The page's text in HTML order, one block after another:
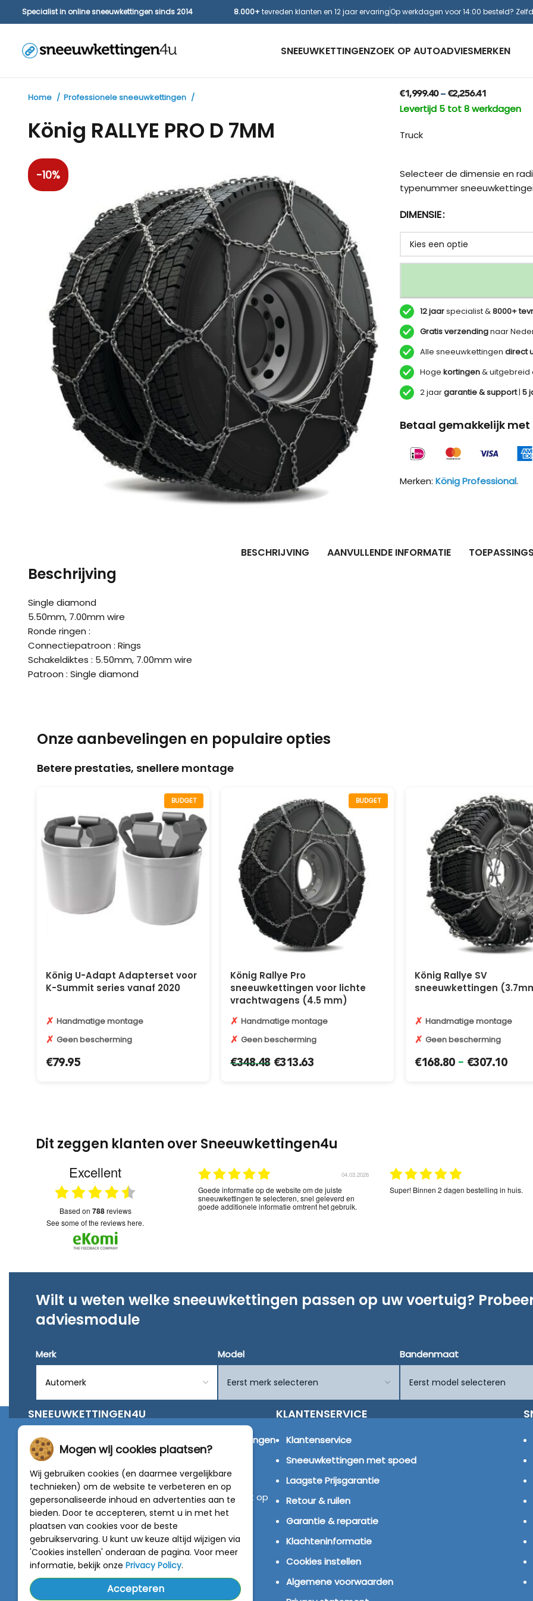
Specialist in online sneeuwkettingen sinds 2014 8.000+ tevreden klanten en 12 jaar ervaringOp werkdagen voor 14:00 besteld?
SNEEUWKETTINGENZOEK OP AUTOADVIESMERKEN
Home Professionele sneeuwkettingen
König RALLYE PRO D 7MM
-10%
€1,999.40– €2,256.41
Levertijd 5 tot 8 werkdagen
Truck
Selecteer de dimensie en
typenummer
DIMENSIE
12 jaarspecialist &8000+
Gratis verzendingnaar
Alle sneeuwkettingen direct
Hoge kortingen& uitgebreid
2 jaargarantie & support| 5
Betaal gemakkelijk met
Merken: König Professional.
BESCHRIJVING AANVULLENDE INFORMATIE
Beschrijving
Single diamond
5.50mm, 7.00mm wire
Ronde ringen :
Connectiepatroon : Rings
Schakeldiktes : 5.50mm, 7.00mm wire
Patroon : Single diamond
Onze aanbevelingen en populaire opties
Betere prestaties, snellere montage
BUDGET
König U-Adapt Adapterset voor
K-Summit series vanaf 2020
✗ Handmatige montage
✗ Geen bescherming
€79.95
BUDGET
König Rallye Pro
sneeuwkettingen voor lichte
vrachtwagens (4.5 mm)
✗ Handmatige montage
✗ Geen bescherming
€348.48 €313.63
König Rallye SV
sneeuwkettingen
✗ Handmatige montage
✗ Geen bescherming
€168.80 - €307.10
Dit zeggen klanten over Sneeuwkettingen4u
Excellent
based on 788reviews
see some of the reviews here.
Super! Binnen 2 dagen bestelling in huis.
02.03.2026
Snelle service en goede prijzen. Op tijd en snel geleverd
Wilt u weten welke sneeuwkettingen passen op uw voertuig?
adviesmodule
Merk Model Bandenmaat
SNEEUWKETTINGEN4U
Wij zijn dé specialist in de verkoop van
sneeuwkettingen
van alleen de beste merken zoals Pewag, König,
Weissenfels, Maggi en RÜD.
Vragen of graag persoonlijk advies? Neem contact op
met onze experts :0318 - 250030
4.5 van 5
van788 beoordelingen
KLANTENSERVICE
Klantenservice
Sneeuwkettingen met spoed
Laagste Prijsgarantie
Retour & ruilen
Garantie & reparatie
Klachteninformatie
Cookies instellen
Algemene voorwaarden
Mogen wij cookies plaatsen?
Wij gebruiken cookies (en daarmee vergelijkbare
technieken) om de website te verbeteren en op
gepersonaliseerde inhoud en advertenties aan te
bieden. Door te accepteren, stemt u in met het
plaatsen van cookies voor de beste
gebruikservaring. U kunt uw keuze altijd wijzigen via
'Cookies instellen' onderaan de pagina. Voor meer
informatie, bekijk onze Privacy Policy.
Accepteren